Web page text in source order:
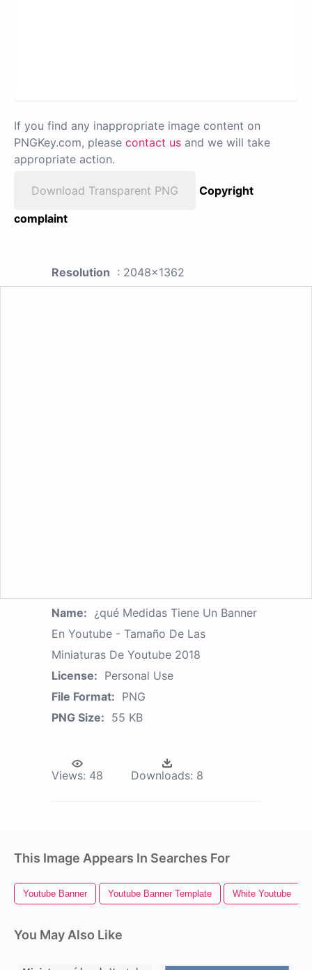
If you find any inappropriate image content on
PNGKey.com, please contact us and we will take
appropriate action.
Download Transparent PNG
Copyright
complaint
Resolution : 2048x1362
Name: ¿qué Medidas Tiene Un Banner
En Youtube - Tamaño De Las
Miniaturas De Youtube 2018
License: Personal Use
File Format: PNG
PNG Size: 55 KB
Views: 48 Downloads: 8
This Image Appears In Searches For
Youtube Banner Youtube Banner Template White Youtube
You May Also Like